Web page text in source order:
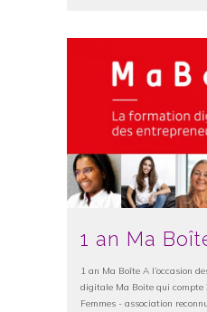
1 an Ma
1 an Ma Boîte A l’occasion
digitale Ma Boite qui compte
Femmes - association